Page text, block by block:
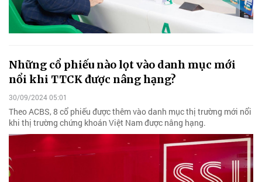
Những cổ phiếu nào lọt vào danh mục mới
nổi khi TTCK được nâng hạng?
30/09/2024 05:01
Theo ACBS, 8 cổ phiếu được thêm vào danh mục thị trường mới nổi
khi thị trường chứng khoán Việt Nam được nâng hạng.